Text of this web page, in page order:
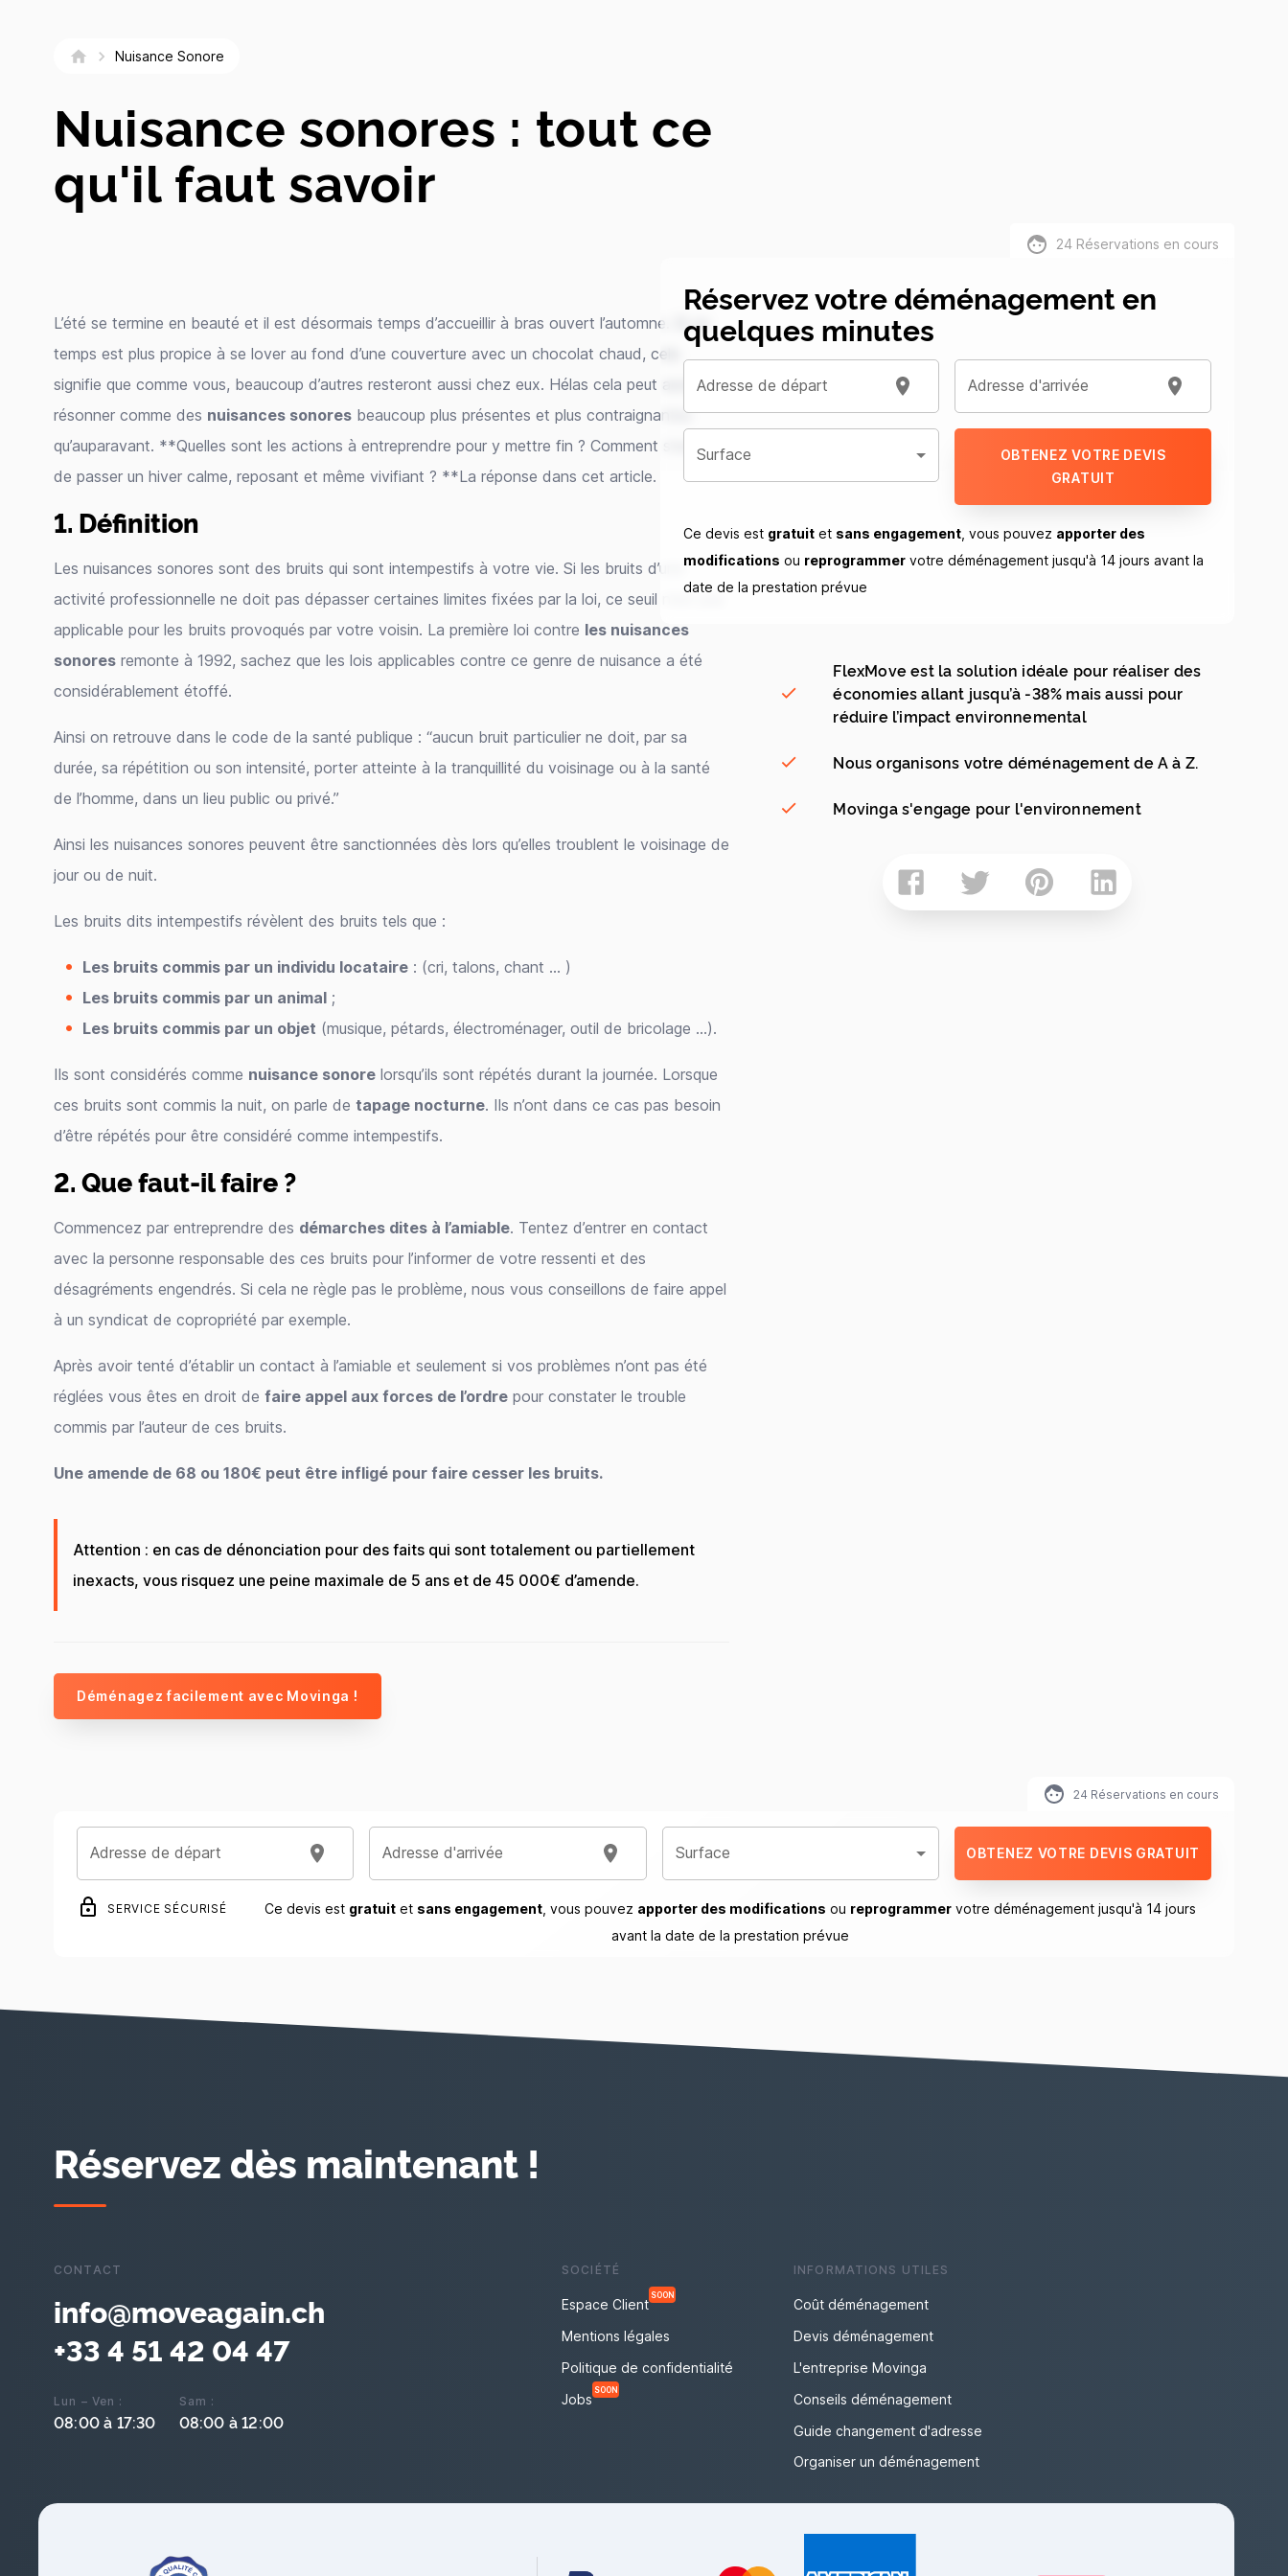
Nuisance Sonore
Nuisance sonores : tout ce
qu'il faut savoir
L’été se termine en beauté et il est désormais temps d’accueillir à bras ouvert l’automne. Si ce
temps est plus propice à se lover au fond d’une couverture avec un chocolat chaud, cela
signifie que comme vous, beaucoup d’autres resteront aussi chez eux. Hélas cela peut aussi
résonner comme des nuisances sonores beaucoup plus présentes et plus contraignantes
qu’auparavant. **Quelles sont les actions à entreprendre pour y mettre fin ? Comment s’assurer
de passer un hiver calme, reposant et même vivifiant ? **La réponse dans cet article.
1. Définition
Les nuisances sonores sont des bruits qui sont intempestifs à votre vie. Si les bruits d’une
activité professionnelle ne doit pas dépasser certaines limites fixées par la loi, ce seuil n’est pas
applicable pour les bruits provoqués par votre voisin. La première loi contre les nuisances
sonores remonte à 1992, sachez que les lois applicables contre ce genre de nuisance a été
considérablement étoffé.
Ainsi on retrouve dans le code de la santé publique : “aucun bruit particulier ne doit, par sa
durée, sa répétition ou son intensité, porter atteinte à la tranquillité du voisinage ou à la santé
de l’homme, dans un lieu public ou privé.”
Ainsi les nuisances sonores peuvent être sanctionnées dès lors qu’elles troublent le voisinage de
jour ou de nuit.
Les bruits dits intempestifs révèlent des bruits tels que :
Les bruits commis par un individu locataire : (cri, talons, chant ... )
Les bruits commis par un animal ;
Les bruits commis par un objet (musique, pétards, électroménager, outil de bricolage …).
Ils sont considérés comme nuisance sonore lorsqu’ils sont répétés durant la journée. Lorsque
ces bruits sont commis la nuit, on parle de tapage nocturne. Ils n’ont dans ce cas pas besoin
d’être répétés pour être considéré comme intempestifs.
2. Que faut-il faire ?
Commencez par entreprendre des démarches dites à l’amiable. Tentez d’entrer en contact
avec la personne responsable des ces bruits pour l’informer de votre ressenti et des
désagréments engendrés. Si cela ne règle pas le problème, nous vous conseillons de faire appel
à un syndicat de copropriété par exemple.
Après avoir tenté d’établir un contact à l’amiable et seulement si vos problèmes n’ont pas été
réglées vous êtes en droit de faire appel aux forces de l’ordre pour constater le trouble
commis par l’auteur de ces bruits.
Une amende de 68 ou 180€ peut être infligé pour faire cesser les bruits.
Attention : en cas de dénonciation pour des faits qui sont totalement ou partiellement
inexacts, vous risquez une peine maximale de 5 ans et de 45 000€ d’amende.
Déménagez facilement avec Movinga !
24 Réservations en cours
Réservez votre déménagement en
quelques minutes
Adresse de départ Adresse d'arrivée
Surface
OBTENEZ VOTRE DEVIS
GRATUIT
Ce devis est gratuitet sans engagement, vous pouvez apporter des
modifications ou reprogrammervotre déménagement jusqu'à 14 jours avant la
date de la prestation prévue
FlexMove est la solution idéale pour réaliser des
économies allant jusqu’à -38% mais aussi pour
réduire l’impact environnemental
Nous organisons votre déménagement de A à Z.
Movinga s'engage pour l'environnement
24 Réservations en cours
Adresse de départ Adresse d'arrivée Surface OBTENEZ VOTRE DEVIS GRATUIT
SERVICE SÉCURISÉ Ce devis est gratuit et sans engagement , vous pouvez apporter des modifications ou reprogrammer votre déménagement jusqu'à 14 jours
avant la date de la prestation prévue
Réservez dès maintenant !
CONTACT
info@moveagain.ch
+33 4 51 42 04 47
Lun – Ven :
08:00 à 17:30
Sam :
08:00 à 12:00
SOCIÉTÉ
Espace Client
SOON
Mentions légales
Politique de confidentialité
Jobs
SOON
INFORMATIONS UTILES
Coût déménagement
Devis déménagement
L'entreprise Movinga
Conseils déménagement
Guide changement d'adresse
Organiser un déménagement